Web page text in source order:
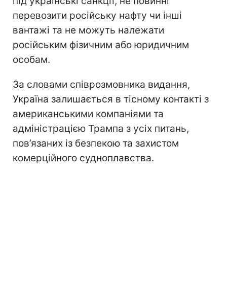
перевозити російську нафту чи інші
вантажі та не можуть належати
російським фізичним або юридичним
особам.
За словами співрозмовника видання,
Україна залишається в тісному контакті з
американськими компаніями та
адміністрацією Трампа з усіх питань,
пов’язаних із безпекою та захистом
комерційного судноплавства.